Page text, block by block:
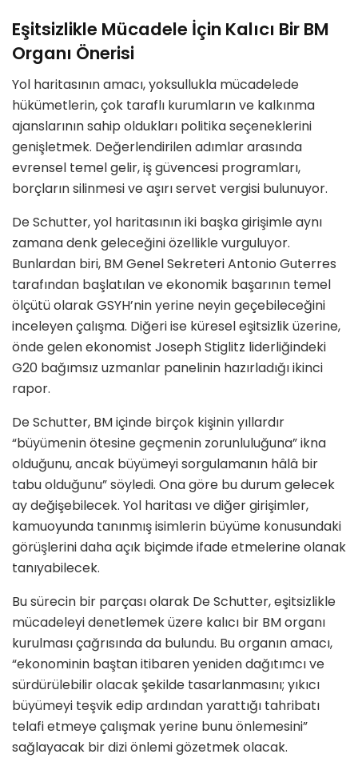
Eşitsizlikle Mücadele İçin Kalıcı Bir BM
Organı Önerisi
Yol haritasının amacı, yoksullukla mücadelede
hükümetlerin, çok taraflı kurumların ve kalkınma
ajanslarının sahip oldukları politika seçeneklerini
genişletmek. Değerlendirilen adımlar arasında
evrensel temel gelir, iş güvencesi programları,
borçların silinmesi ve aşırı servet vergisi bulunuyor.
De Schutter, yol haritasının iki başka girişimle aynı
zamana denk geleceğini özellikle vurguluyor.
Bunlardan biri, BM Genel Sekreteri Antonio Guterres
tarafından başlatılan ve ekonomik başarının temel
ölçütü olarak GSYH’nin yerine neyin geçebileceğini
inceleyen çalışma. Diğeri ise küresel eşitsizlik üzerine,
önde gelen ekonomist Joseph Stiglitz liderliğindeki
G20 bağımsız uzmanlar panelinin hazırladığı ikinci
rapor.
De Schutter, BM içinde birçok kişinin yıllardır
“büyümenin ötesine geçmenin zorunluluğuna” ikna
olduğunu, ancak büyümeyi sorgulamanın hâlâ bir
tabu olduğunu” söyledi. Ona göre bu durum gelecek
ay değişebilecek. Yol haritası ve diğer girişimler,
kamuoyunda tanınmış isimlerin büyüme konusundaki
görüşlerini daha açık biçimde ifade etmelerine olanak
tanıyabilecek.
Bu sürecin bir parçası olarak De Schutter, eşitsizlikle
mücadeleyi denetlemek üzere kalıcı bir BM organı
kurulması çağrısında da bulundu. Bu organın amacı,
“ekonominin baştan itibaren yeniden dağıtımcı ve
sürdürülebilir olacak şekilde tasarlanmasını; yıkıcı
büyümeyi teşvik edip ardından yarattığı tahribatı
telafi etmeye çalışmak yerine bunu önlemesini”
sağlayacak bir dizi önlemi gözetmek olacak.